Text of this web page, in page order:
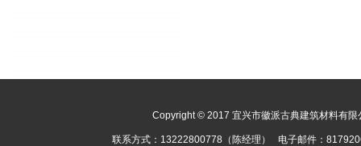
Copyright © 2017 宜兴市徽派古典建筑材料有
联系方式：13222800778（陈经理） 电子邮件：